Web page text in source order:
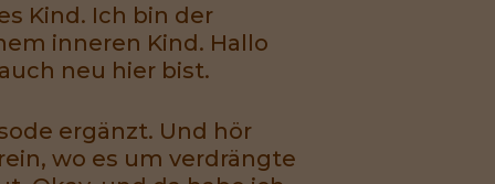
Kind. Ich bin der
inneren Kind. Hallo
neu hier bist.
ergänzt. Und hör
wo es um verdrängte